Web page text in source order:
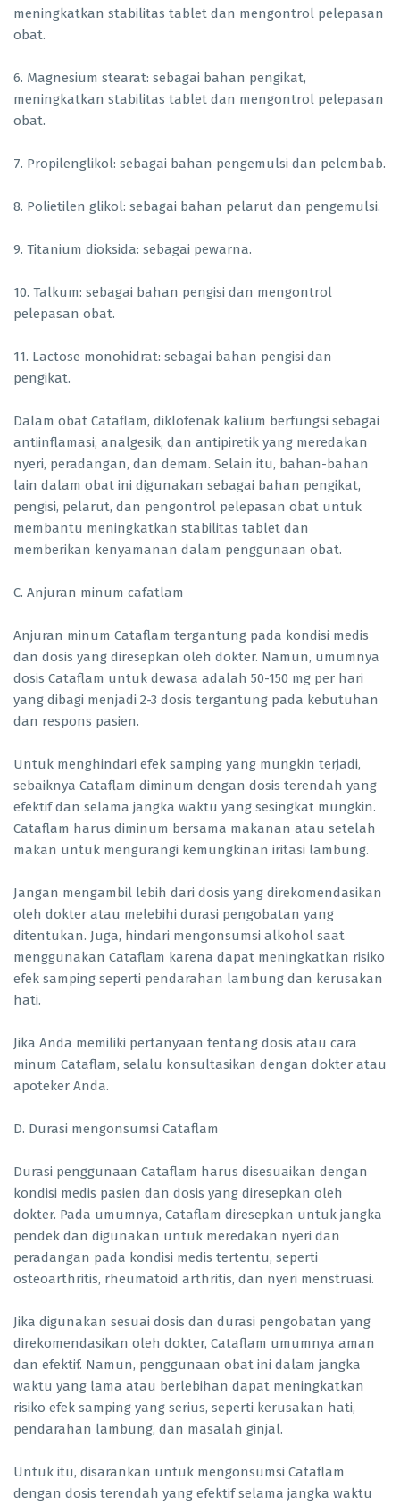
meningkatkan stabilitas tablet dan mengontrol pelepasan
obat.
6. Magnesium stearat: sebagai bahan pengikat,
meningkatkan stabilitas tablet dan mengontrol pelepasan
obat.
7. Propilenglikol: sebagai bahan pengemulsi dan pelembab.
8. Polietilen glikol: sebagai bahan pelarut dan pengemulsi.
9. Titanium dioksida: sebagai pewarna.
10. Talkum: sebagai bahan pengisi dan mengontrol
pelepasan obat.
11. Lactose monohidrat: sebagai bahan pengisi dan
pengikat.
Dalam obat Cataflam, diklofenak kalium berfungsi sebagai
antiinflamasi, analgesik, dan antipiretik yang meredakan
nyeri, peradangan, dan demam. Selain itu, bahan-bahan
lain dalam obat ini digunakan sebagai bahan pengikat,
pengisi, pelarut, dan pengontrol pelepasan obat untuk
membantu meningkatkan stabilitas tablet dan
memberikan kenyamanan dalam penggunaan obat.
C. Anjuran minum cafatlam
Anjuran minum Cataflam tergantung pada kondisi medis
dan dosis yang diresepkan oleh dokter. Namun, umumnya
dosis Cataflam untuk dewasa adalah 50-150 mg per hari
yang dibagi menjadi 2-3 dosis tergantung pada kebutuhan
dan respons pasien.
Untuk menghindari efek samping yang mungkin terjadi,
sebaiknya Cataflam diminum dengan dosis terendah yang
efektif dan selama jangka waktu yang sesingkat mungkin.
Cataflam harus diminum bersama makanan atau setelah
makan untuk mengurangi kemungkinan iritasi lambung.
Jangan mengambil lebih dari dosis yang direkomendasikan
oleh dokter atau melebihi durasi pengobatan yang
ditentukan. Juga, hindari mengonsumsi alkohol saat
menggunakan Cataflam karena dapat meningkatkan risiko
efek samping seperti pendarahan lambung dan kerusakan
hati.
Jika Anda memiliki pertanyaan tentang dosis atau cara
minum Cataflam, selalu konsultasikan dengan dokter atau
apoteker Anda.
D. Durasi mengonsumsi Cataflam
Durasi penggunaan Cataflam harus disesuaikan dengan
kondisi medis pasien dan dosis yang diresepkan oleh
dokter. Pada umumnya, Cataflam diresepkan untuk jangka
pendek dan digunakan untuk meredakan nyeri dan
peradangan pada kondisi medis tertentu, seperti
osteoarthritis, rheumatoid arthritis, dan nyeri menstruasi.
Jika digunakan sesuai dosis dan durasi pengobatan yang
direkomendasikan oleh dokter, Cataflam umumnya aman
dan efektif. Namun, penggunaan obat ini dalam jangka
waktu yang lama atau berlebihan dapat meningkatkan
risiko efek samping yang serius, seperti kerusakan hati,
pendarahan lambung, dan masalah ginjal.
Untuk itu, disarankan untuk mengonsumsi Cataflam
dengan dosis terendah yang efektif selama jangka waktu